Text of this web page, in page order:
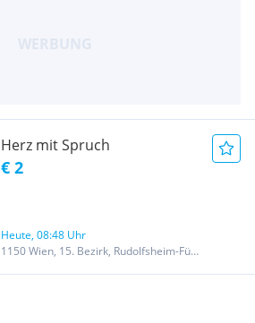
Herz mit Spruch
€ 2
Heute, 08:48 Uhr
1150 Wien, 15. Bezirk, Rudolfsheim-Fünfhaus